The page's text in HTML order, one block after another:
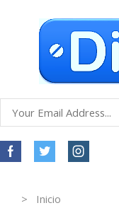
> Inicio